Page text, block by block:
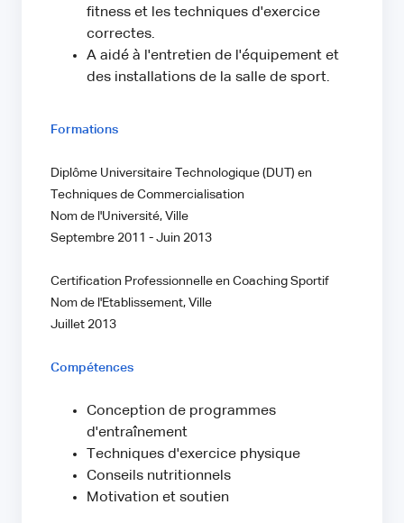
fitness et les techniques d'exercice
correctes.
A aidé à l'entretien de l'équipement et
des installations de la salle de sport.
Formations
Diplôme Universitaire Technologique (DUT) en
Techniques de Commercialisation
Nom de l'Université, Ville
Septembre 2011 - Juin 2013
Certification Professionnelle en Coaching Sportif
Nom de l'Etablissement, Ville
Juillet 2013
Compétences
Conception de programmes
d'entraînement
Techniques d'exercice physique
Conseils nutritionnels
Motivation et soutien